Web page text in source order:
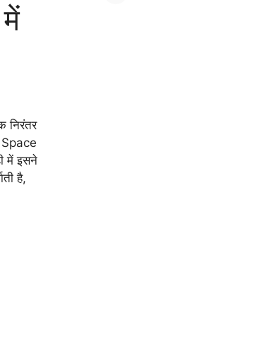
निरंतर
Space
में इसने
है,